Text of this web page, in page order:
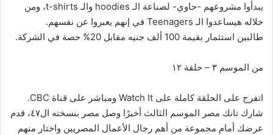
يبدأوا مشروعهم -حاوي- لصناعة الـ hoodies والـ t-shirts، ومن
خلاله هيساعدوا الـ Teenagers في إنهم يعبروا عن نفسهم.
طالبين استثمار بقيمة 100 ألف جنيه مقابل 20% حصة في الشركة.
من الموسم ٣ – حلقة ١٢
اتفرج على الحلقة كاملة على Watch It ومباشر على قناة CBC.
شارك تانك مصر الموسم الثالث أخيرًا وصل مصر بنسخته ال٤٧، قدم
عرضك أمام مجموعة من أهم رجال الأعمال المصريين واختار منهم